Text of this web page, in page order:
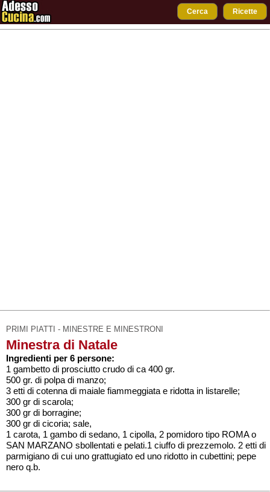
Cerca Ricette
PRIMI PIATTI - MINESTRE E MINESTRONI
Minestra di Natale
Ingredienti per 6 persone:
1 gambetto di prosciutto crudo di ca 400 gr.
500 gr. di polpa di manzo;
3 etti di cotenna di maiale fiammeggiata e ridotta in listarelle;
300 gr di scarola;
300 gr di borragine;
300 gr di cicoria; sale,
1 carota, 1 gambo di sedano, 1 cipolla, 2 pomidoro tipo ROMA o
SAN MARZANO sbollentati e pelati.1 ciuffo di prezzemolo. 2 etti di
parmigiano di cui uno grattugiato ed uno ridotto in cubettini; pepe
nero q.b.